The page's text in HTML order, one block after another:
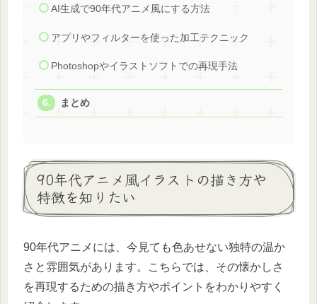
AI生成で90年代アニメ風にする方法
アプリやフィルターを使った加工テクニック
Photoshopやイラストソフトでの再現手法
まとめ
90年代アニメ風イラストの描き方や
特徴を知りたい
90年代アニメには、今見ても色あせない独特の温か
さと雰囲気があります。こちらでは、その懐かしさ
を再現するための描き方やポイントをわかりやすく